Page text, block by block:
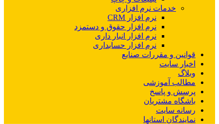
خدمات نرم افزاری
نرم افزار CRM
نرم افزار حقوق و دستمزد
نرم افزار انبار داری
نرم افزار حسابداری
قوانین و مقررات صنایع
اخبار سایت
وبلاگ
مطالب آموزشی
پرسش و پاسخ
باشگاه مشتریان
رسانه سایت
نمایندگان استانها